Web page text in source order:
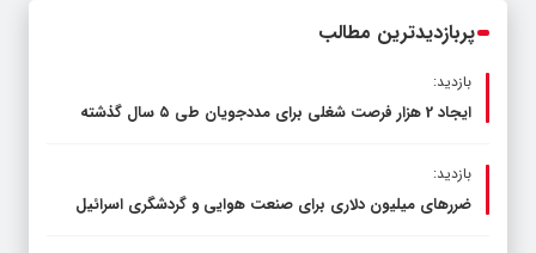
پربازدیدترین مطالب
بازدید:
ایجاد 2 هزار فرصت شغلی برای مددجویان طی ۵ سال گذشته
بازدید:
ضررهای میلیون دلاری برای صنعت هوایی و گردشگری اسرائیل